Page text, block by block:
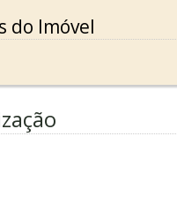
do Imóvel